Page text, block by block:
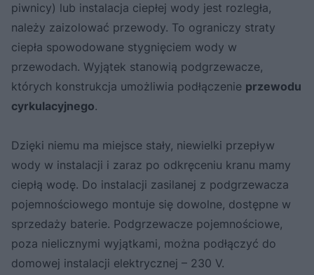
piwnicy) lub instalacja ciepłej wody jest rozległa,
należy zaizolować przewody. To ograniczy straty
ciepła spowodowane stygnięciem wody w
przewodach. Wyjątek stanowią podgrzewacze,
których konstrukcja umożliwia podłączenie przewodu
cyrkulacyjnego.
Dzięki niemu ma miejsce stały, niewielki przepływ
wody w instalacji i zaraz po odkręceniu kranu mamy
ciepłą wodę. Do instalacji zasilanej z podgrzewacza
pojemnościowego montuje się dowolne, dostępne w
sprzedaży baterie. Podgrzewacze pojemnościowe,
poza nielicznymi wyjątkami, można podłączyć do
domowej instalacji elektrycznej – 230 V.